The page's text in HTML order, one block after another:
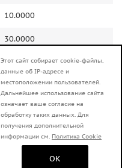
10.0000
30.0000
10.0000
Этот сайт собирает cookie-файлы,
данные об IP-адресе и
местоположении пользователей.
Дальнейшее использование сайта
означает ваше согласие на
обработку таких данных. Для
получения дополнительной
информации см. Политика Cookie
OK